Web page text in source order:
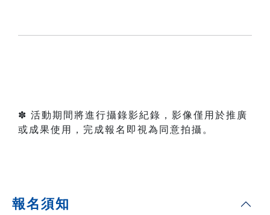
✽ 活動期間將進行攝錄影紀錄，影像僅用於推廣
或成果使用，完成報名即視為同意拍攝。
報名須知